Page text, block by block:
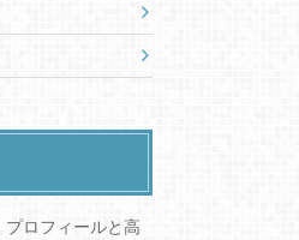
ロフィールと高